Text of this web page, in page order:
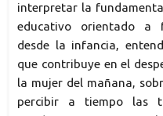
interpretar la
educativo orientado a
desde la infancia,
que contribuye en el
la mujer del mañana,
percibir a tiempo las